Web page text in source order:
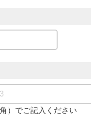
）でご記入ください